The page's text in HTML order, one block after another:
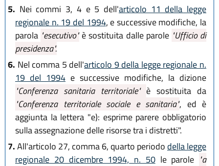
5. Nei commi 3, 4 e 5 dell'articolo 11 della legge
regionale n. 19 del 1994, e successive modifiche, la
parola "esecutivo"è sostituita dalle parole "Ufficio di
presidenza".
6. Nel comma 5 dell'articolo 9 della legge regionale n.
19 del 1994 e successive modifiche, la dizione
"Conferenza sanitaria territoriale" è sostituita da
"Conferenza territoriale sociale e sanitaria", ed è
aggiunta la lettera "e): esprime parere obbligatorio
sulla assegnazione delle risorse tra i distretti".
7.All'articolo 27, comma 6, quarto periodo della legge
regionale 20 dicembre 1994, n. 50le parole "a